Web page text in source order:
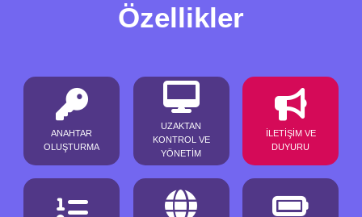
ANAHTAR
OLUŞTURMA
UZAKTAN
KONTROL VE
YÖNETİM
İLETİŞİM VE
DUYURU
Özellikler